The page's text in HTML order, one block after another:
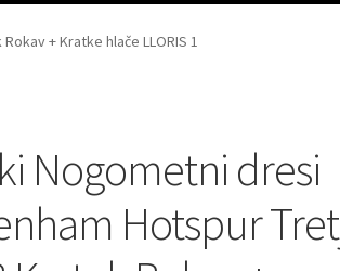
+ Kratke hlače LLORIS 1
Nogometni dresi
Hotspur